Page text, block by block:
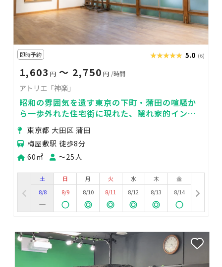
即時予約 ★★★★★
★★★★★ 5.0 (6)
1,603 円 〜 2,750 円 /時間
アトリエ「神楽」
昭和の雰囲気を遺す東京の下町・蒲田の喧騒か
ら一歩外れた住宅街に現れた、隠れ家的インテ
リジェントスペース
東京都 大田区 蒲田
梅屋敷駅 徒歩8分
60㎡
〜25人
土
8/8
日
8/9
月
8/10
火
8/11
水
8/12
木
8/13
金
8/14